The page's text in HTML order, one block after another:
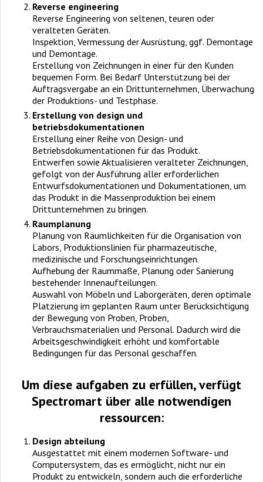
Reverse engineering
Reverse Engineering von seltenen, teuren oder
veralteten Geräten.
Inspektion, Vermessung der Ausrüstung, ggf. Demontage
und Demontage.
Erstellung von Zeichnungen in einer für den Kunden
bequemen Form. Bei Bedarf Unterstützung bei der
Auftragsvergabe an ein Drittunternehmen, Überwachung
der Produktions- und Testphase.
Erstellung von design und
betriebsdokumentationen
Erstellung einer Reihe von Design- und
Betriebsdokumentationen für das Produkt.
Entwerfen sowie Aktualisieren veralteter Zeichnungen,
gefolgt von der Ausführung aller erforderlichen
Entwurfsdokumentationen und Dokumentationen, um
das Produkt in die Massenproduktion bei einem
Drittunternehmen zu bringen.
Raumplanung
Planung von Räumlichkeiten für die Organisation von
Labors, Produktionslinien für pharmazeutische,
medizinische und Forschungseinrichtungen.
Aufhebung der Raummaße, Planung oder Sanierung
bestehender Innenaufteilungen.
Auswahl von Möbeln und Laborgeräten, deren optimale
Platzierung im geplanten Raum unter Berücksichtigung
der Bewegung von Proben, Proben,
Verbrauchsmaterialien und Personal. Dadurch wird die
Arbeitsgeschwindigkeit erhöht und komfortable
Bedingungen für das Personal geschaffen.
Um diese aufgaben zu erfüllen, verfügt
Spectromart über alle notwendigen
ressourcen:
Design abteilung
Ausgestattet mit einem modernen Software- und
Computersystem, das es ermöglicht, nicht nur ein
Produkt zu entwickeln, sondern auch die erforderliche